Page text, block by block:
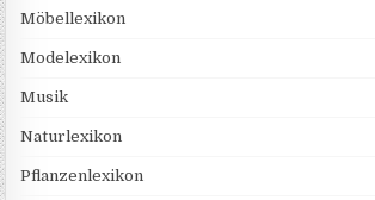
Möbellexikon
Modelexikon
Musik
Naturlexikon
Pflanzenlexikon